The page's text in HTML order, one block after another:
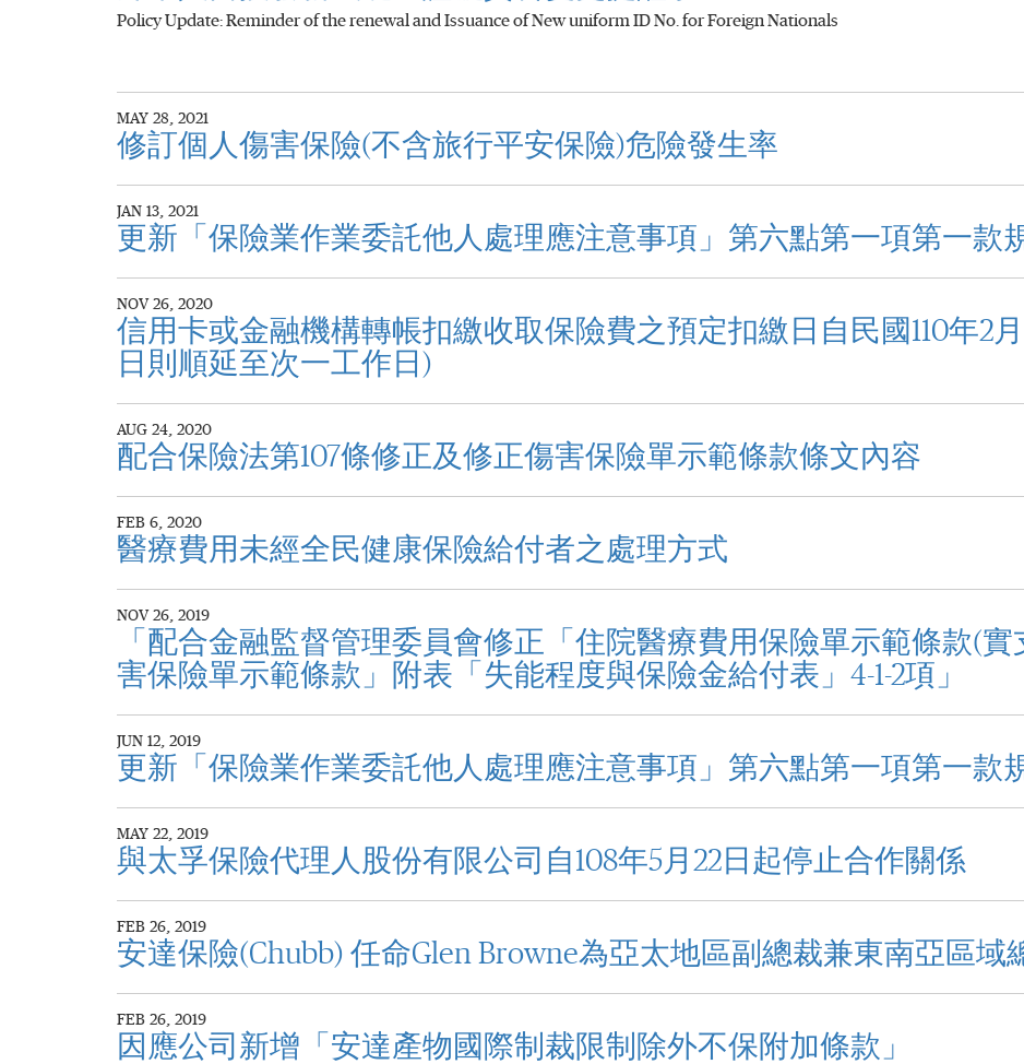
Policy Update: Reminder of the renewal and Issuance of New uniform ID No. for Foreign Nationals
MAY 28, 2021
修訂個人傷害保險(不含旅行平安保險)危險發生率
JAN 13, 2021
更新「保險業作業委託他人處理應注意事項」第六點第一項第一款
NOV 26, 2020
信用卡或金融機構轉帳扣繳收取保險費之預定扣繳日自民國110年2
日則順延至次一工作日)
AUG 24, 2020
配合保險法第107條修正及修正傷害保險單示範條款條文內容
FEB 6, 2020
醫療費用未經全民健康保險給付者之處理方式
NOV 26, 2019
「配合金融監督管理委員會修正「住院醫療費用保險單示範條款(
害保險單示範條款」附表「失能程度與保險金給付表」4-1-2項」
JUN 12, 2019
更新「保險業作業委託他人處理應注意事項」第六點第一項第一款
MAY 22, 2019
與太孚保險代理人股份有限公司自108年5月22日起停止合作關係
FEB 26, 2019
安達保險(Chubb) 任命Glen Browne為亞太地區副總裁兼東南亞區域
FEB 26, 2019
因應公司新增「安達產物國際制裁限制除外不保附加條款」